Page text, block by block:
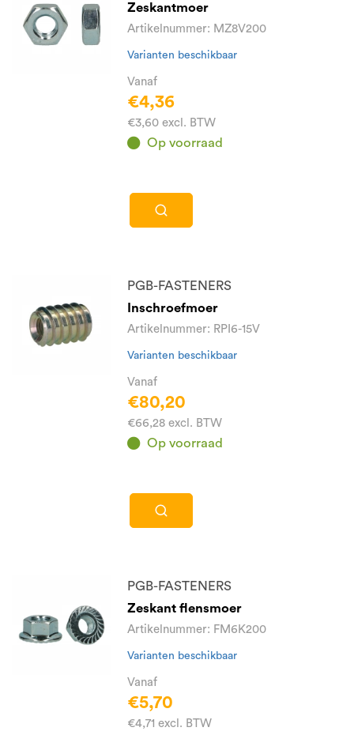
Zeskantmoer
Artikelnummer: MZ8V200
Varianten beschikbaar
Vanaf
€4,36
€3,60 excl. BTW
Op voorraad
PGB-FASTENERS
Inschroefmoer
Artikelnummer: RPI6-15V
Varianten beschikbaar
Vanaf
€80,20
€66,28 excl. BTW
Op voorraad
PGB-FASTENERS
Zeskant flensmoer
Artikelnummer: FM6K200
Varianten beschikbaar
Vanaf
€5,70
€4,71 excl. BTW